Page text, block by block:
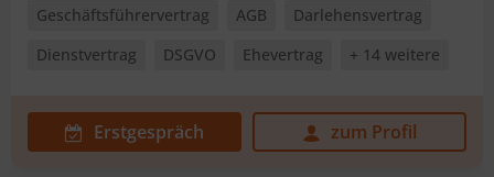
Geschäftsführervertrag AGB
Darlehensvertrag
Dienstvertrag
DSGVO Ehevertrag + 14 weitere
Erstgespräch zum Profil